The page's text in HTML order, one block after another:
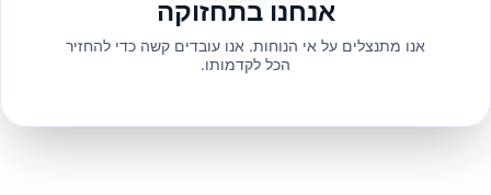
אנחנו בתחזוקה
אנו מתנצלים על אי הנוחות. אנו עובדים קשה כדי להחזיר
הכל לקדמותו.